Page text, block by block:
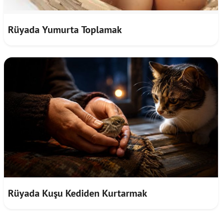
Rüyada Yumurta Toplamak
Rüyada Kuşu Kediden Kurtarmak